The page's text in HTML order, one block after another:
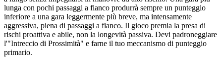
lunga con pochi passaggi a fianco produrrà sempre un punteggio
inferiore a una gara leggermente più breve, ma intensamente
aggressiva, piena di passaggi a fianco. Il gioco premia la presa di
rischi proattiva e abile, non la longevità passiva. Devi padroneggiare
l'"Intreccio di Prossimità" e farne il tuo meccanismo di punteggio
primario.